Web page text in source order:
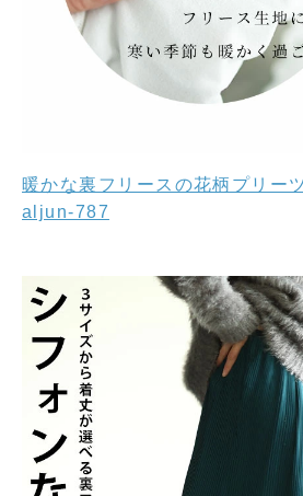
暖かな裏フリースの花柄プリー
aljun-787